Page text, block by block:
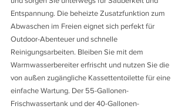
Entspannung. Die beheizte Zusatzfunktion zum
Abwaschen im Freien eignet sich perfekt für
Outdoor-Abenteuer und schnelle
Reinigungsarbeiten. Bleiben Sie mit dem
Warmwasserbereiter erfrischt und nutzen Sie die
von außen zugängliche Kassettentoilette für eine
einfache Wartung. Der 55-Gallonen-
Frischwassertank und der 40-Gallonen-